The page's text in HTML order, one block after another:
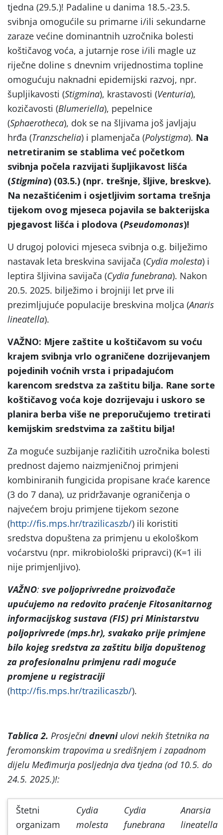
tjedna (29.5.)! Padaline u danima 18.5.-23.5.
svibnja omogućile su primarne i/ili sekundarne
zaraze većine dominantnih uzročnika bolesti
koštičavog voća, a jutarnje rose i/ili magle uz
riječne doline s dnevnim vrijednostima topline
omogućuju naknadni epidemijski razvoj, npr.
šupljikavosti (Stigmina), krastavosti (Venturia),
kozičavosti (Blumeriella), pepelnice
(Sphaerotheca), dok se na šljivama još javljaju
hrđa (Tranzschelia) i plamenjača (Polystigma). Na
netretiranim se stablima već početkom
svibnja počela razvijati šupljikavost lišća
(Stigmina) (03.5.) (npr. trešnje, šljive, breskve).
Na nezaštićenim i osjetljivim sortama trešnja
tijekom ovog mjeseca pojavila se bakterijska
pjegavost lišća i plodova (Pseudomonas)!
U drugoj polovici mjeseca svibnja o.g. bilježimo
nastavak leta breskvina savijača (Cydia molesta) i
leptira šljivina savijača (Cydia funebrana). Nakon
20.5. 2025. bilježimo i brojniji let prve ili
prezimljujuće populacije breskvina moljca (Anaris
lineatella).
VAŽNO: Mjere zaštite u koštičavom su voću
krajem svibnja vrlo ograničene dozrijevanjem
pojedinih voćnih vrsta i pripadajućom
karencom sredstva za zaštitu bilja. Rane sorte
koštičavog voća koje dozrijevaju i uskoro se
planira berba više ne preporučujemo tretirati
kemijskim sredstvima za zaštitu bilja!
Za moguće suzbijanje različitih uzročnika bolesti
prednost dajemo naizmjeničnoj primjeni
kombiniranih fungicida propisane kraće karence
(3 do 7 dana), uz pridržavanje ograničenja o
najvećem broju primjene tijekom sezone
(http://fis.mps.hr/trazilicaszb/) ili koristiti
sredstva dopuštena za primjenu u ekološkom
voćarstvu (npr. mikrobiološki pripravci) (K=1 ili
nije primjenljivo).
VAŽNO: sve poljoprivredne proizvođače
upućujemo na redovito praćenje Fitosanitarnog
informacijskog sustava (FIS) pri Ministarstvu
poljoprivrede (mps.hr), svakako prije primjene
bilo kojeg sredstva za zaštitu bilja dopuštenog
za profesionalnu primjenu radi moguće
promjene u registraciji
(http://fis.mps.hr/trazilicaszb/).
Tablica 2. Prosječni dnevniulovi nekih štetnika na
feromonskim trapovima u središnjem i zapadnom
dijelu Međimurja posljednja dva tjedna (od 10.5. do
24.5. 2025.)!:
Štetni
organizam
Cydia
molesta
Cydia
funebrana
Anarsia
lineatella